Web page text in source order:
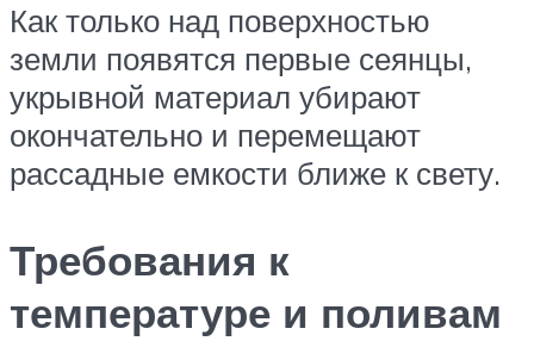
Как только над поверхностью
земли появятся первые сеянцы,
укрывной материал убирают
окончательно и перемещают
рассадные емкости ближе к свету.
Требования к
температуре и поливам